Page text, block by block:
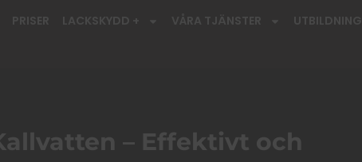
PRISER LACKSKYDD + VÅRA TJÄNSTER UTBILDNING
– Effektivt och